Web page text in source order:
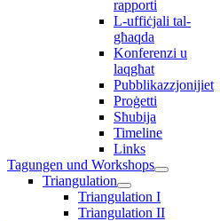
rapporti
L-uffiċjali tal-
għaqda
Konferenzi u
laqgħat
Pubblikazzjonijiet
Proġetti
Sħubija
Timeline
Links
Tagungen und Workshops
Triangulation
Triangulation I
Triangulation II